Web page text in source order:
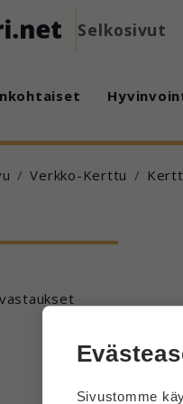
Selkosivut
Verkko-Kerttu
Sivustomme